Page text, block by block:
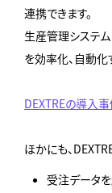
連携できます。
生産管理システ
を効率化、自動化
DEXTREの導入
ほかにも、
受注データ